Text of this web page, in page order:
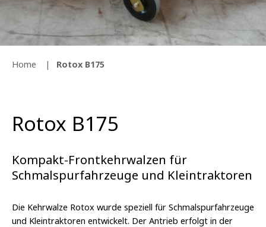
Home Rotox B175
Rotox B175
Kompakt-Frontkehrwalzen für
Schmalspurfahrzeuge und Kleintraktoren
Die Kehrwalze Rotox wurde speziell für Schmalspurfahrzeuge
und Kleintraktoren entwickelt. Der Antrieb erfolgt in der